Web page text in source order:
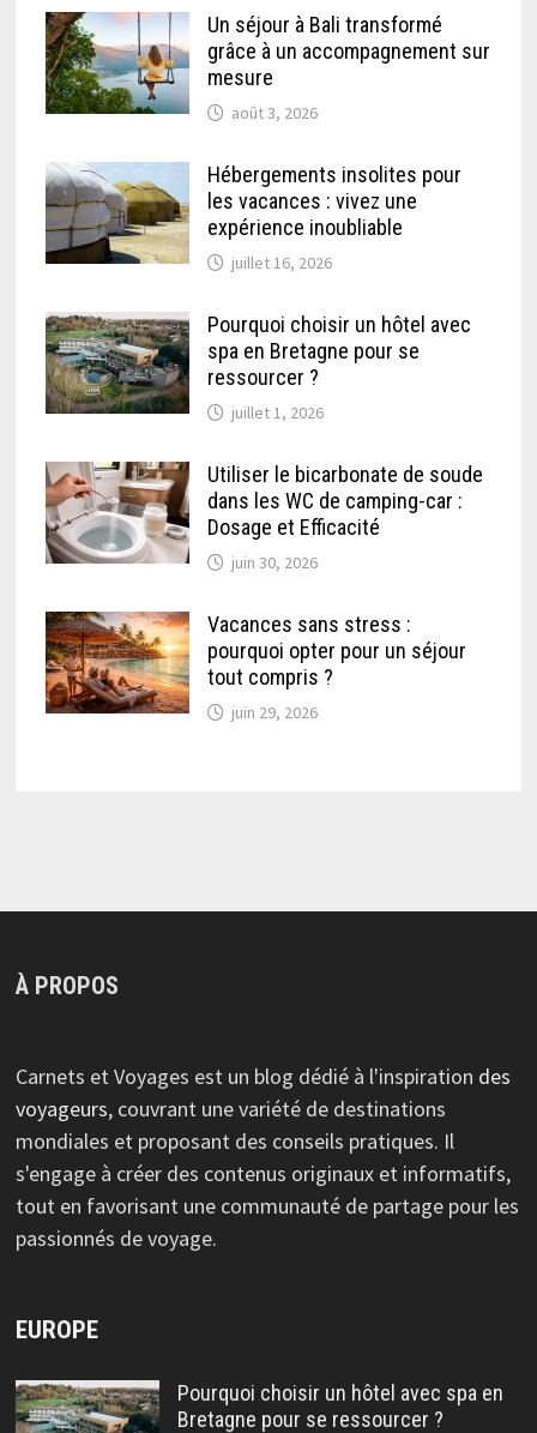
Un séjour à Bali transformé
grâce à un accompagnement sur
mesure
août 3, 2026
Hébergements insolites pour
les vacances : vivez une
expérience inoubliable
juillet 16, 2026
Pourquoi choisir un hôtel avec
spa en Bretagne pour se
ressourcer ?
juillet 1, 2026
Utiliser le bicarbonate de soude
dans les WC de camping-car :
Dosage et Efficacité
juin 30, 2026
Vacances sans stress :
pourquoi opter pour un séjour
tout compris ?
juin 29, 2026
À PROPOS
Carnets et Voyages est un blog dédié à l'inspiration des
voyageurs, couvrant une variété de destinations
mondiales et proposant des conseils pratiques. Il
s'engage à créer des contenus originaux et informatifs,
tout en favorisant une communauté de partage pour les
passionnés de voyage.
EUROPE
Pourquoi choisir un hôtel avec spa en
Bretagne pour se ressourcer ?